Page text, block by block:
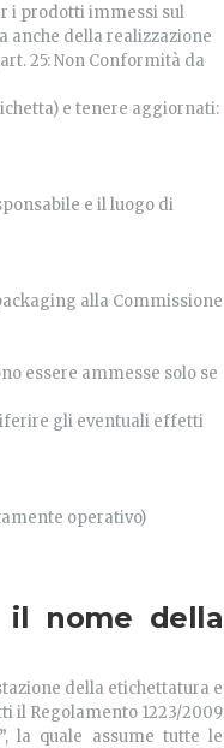
i prodotti immessi sul
della realizzazione
25: Non Conformità da
e tenere aggiornati:
e il luogo di
alla Commissione
essere ammesse solo se
gli eventuali effetti
operativo)
il nome della
della etichettatura e
il Regolamento 1223/2009
la quale assume tutte le